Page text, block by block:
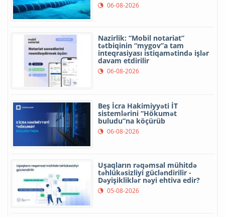
06-08-2026
Nazirlik: “Mobil notariat”
tətbiqinin “mygov”a tam
inteqrasiyası istiqamətində işlər
davam etdirilir
06-08-2026
Beş İcra Hakimiyyəti İT
sistemlərini “Hökumət
buludu”na köçürüb
06-08-2026
Uşaqların rəqəmsal mühitdə
təhlükəsizliyi gücləndirilir -
Dəyişikliklər nəyi ehtiva edir?
05-08-2026